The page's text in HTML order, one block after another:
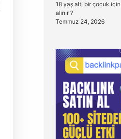
18 yaş altı bir çocuk
alınır ?
Temmuz 24, 2026